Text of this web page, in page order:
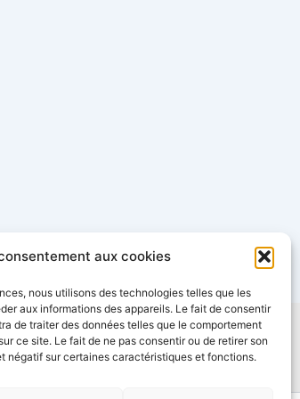
aux cookies
nous utilisons des technologies telles que les
aux informations des appareils. Le fait de consentir
de traiter des données telles que le comportement
ce site. Le fait de ne pas consentir ou de retirer son
négatif sur certaines caractéristiques et fonctions.
Générales de Vente
: Questions fréquentes